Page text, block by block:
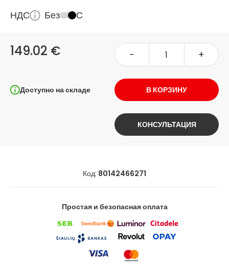
НДС Без С
149.02 € - +
Доступно на складе В КОРЗИНУ
КОНСУЛЬТАЦИЯ
Код: 80142466271
Простая и безопасная оплата